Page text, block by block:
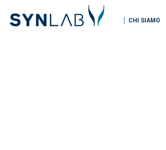
CHI SIAMO